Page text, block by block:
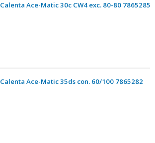
Calenta Ace-Matic 30c CW4 exc. 80-80 7865285
Calenta Ace-Matic 35ds con. 60/100 7865282